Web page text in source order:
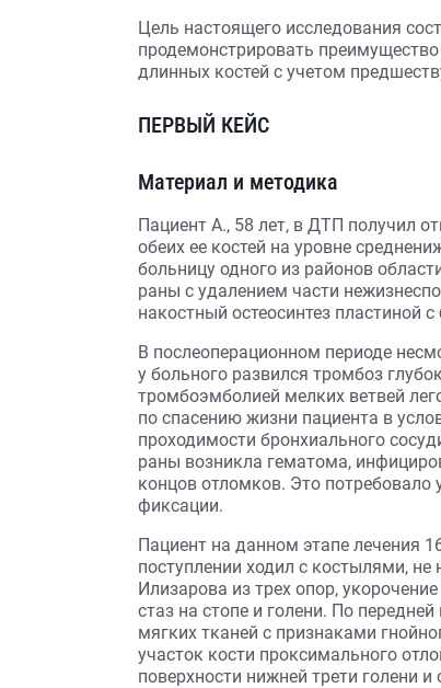
Цель настоящего исследования
продемонстрировать
длинных костей с учетом
ПЕРВЫЙ КЕЙС
Материал и методика
Пациент А., 58 лет, в ДТП получил
обеих ее костей на уровне
больницу одного из районов
раны с удалением части
накостный остеосинтез пластиной
В послеоперационном периоде
у больного развился тромбоз
тромбоэмболией мелких ветвей
по спасению жизни пациента в
проходимости бронхиального
раны возникла гематома,
концов отломков. Это
фиксации.
Пациент на данном этапе лечения
поступлении ходил с костылями,
Илизарова из трех опор,
стаз на стопе и голени. По
мягких тканей с признаками
участок кости проксимального
поверхности нижней трети голени и